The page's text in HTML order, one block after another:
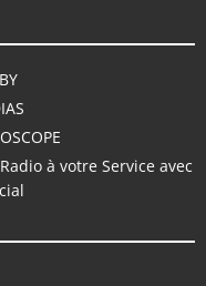
à votre Service avec